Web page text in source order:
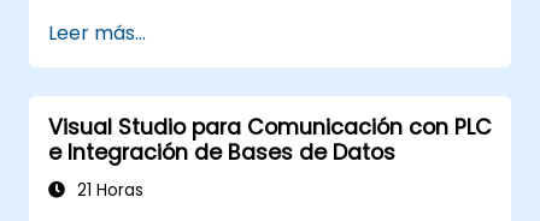
Leer más...
Visual Studio para Comunicación con PLC
e Integración de Bases de Datos
21 Horas